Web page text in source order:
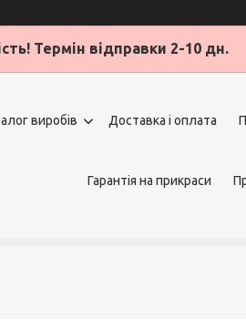
Термін відправки 2-10 дн.
виробів Доставка і оплата
Гарантія на прикраси